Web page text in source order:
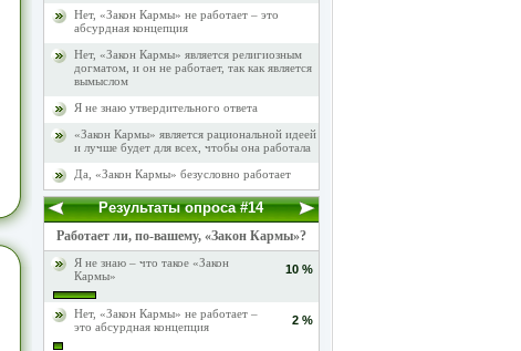
Нет, «Закон Кармы» не работает – это
абсурдная концепция
Нет, «Закон Кармы» является религиозным
догматом, и он не работает, так как является
вымыслом
Я не знаю утвердительного ответа
«Закон Кармы» является рациональной идеей
и лучше будет для всех, чтобы она работала
Да, «Закон Кармы» безусловно работает
Результаты опроса #14
Работает ли, по-вашему, «Закон Кармы»?
Я не знаю – что такое «Закон
Кармы»
10 %
Нет, «Закон Кармы» не работает –
это абсурдная концепция
2 %